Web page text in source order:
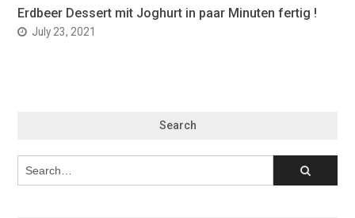
Erdbeer Dessert mit Joghurt in paar Minuten fertig !
July 23, 2021
Search